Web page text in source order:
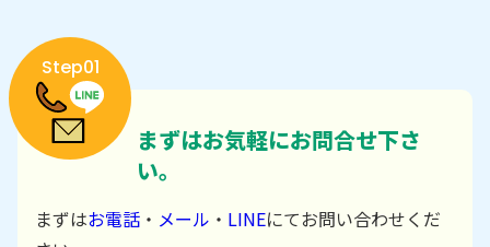
Step01
まずはお気軽にお問合せ下さ
い。
まずはお電話 ・ メール ・ LINEにてお問い合わせくだ